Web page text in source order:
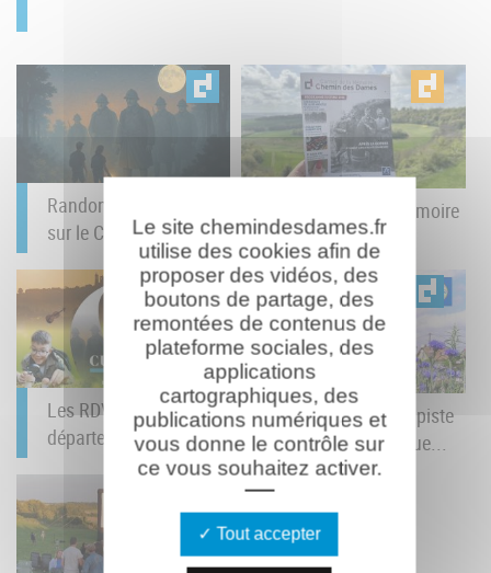
Randonnée nocturne
sur le Chemin des...
Le Carnet de la Mémoire
du Chemin des...
Les RDV Culturels du
département : juin à...
Baludik : un jeu de piste
numérique débarque...
Le site chemindesdames.fr
utilise des cookies afin de
proposer des vidéos, des
boutons de partage, des
remontées de contenus de
plateforme sociales, des
applications
cartographiques, des
publications numériques et
vous donne le contrôle sur
ce vous souhaitez activer.
Tout accepter